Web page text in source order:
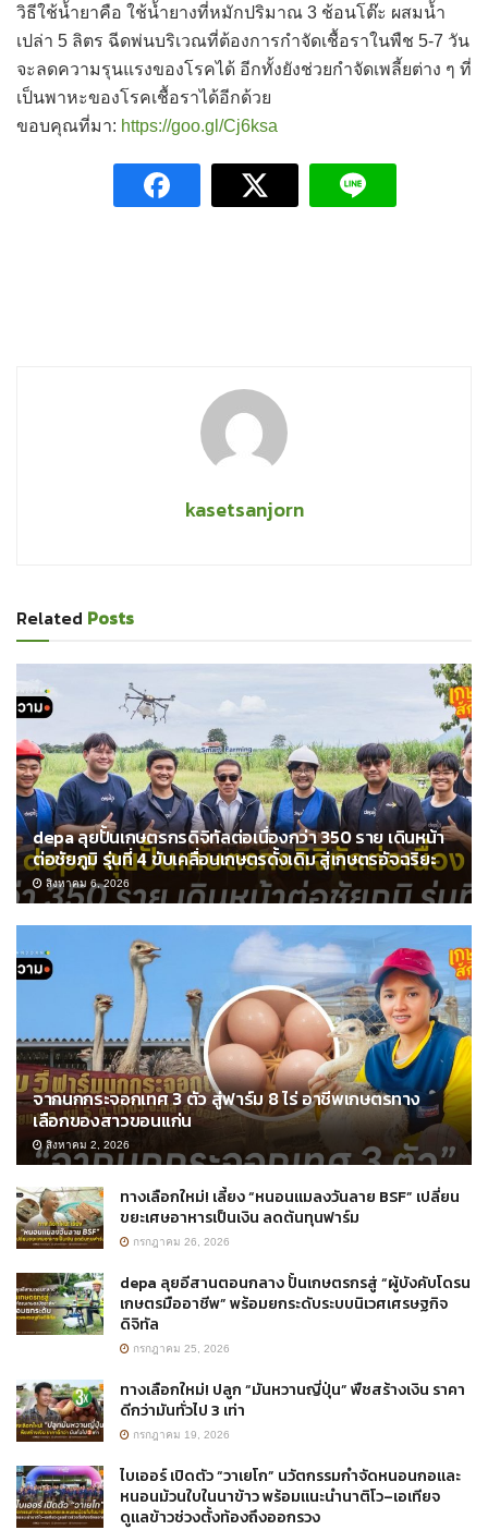
วิธีใช้น้ำยาคือ ใช้น้ำยางที่หมักปริมาณ 3 ช้อนโต๊ะ ผสมน้ำ
เปล่า 5 ลิตร ฉีดพ่นบริเวณที่ต้องการกำจัดเชื้อราในพืช 5-7 วัน
จะลดความรุนแรงของโรคได้ อีกทั้งยังช่วยกำจัดเพลี้ยต่าง ๆ ที่
เป็นพาหะของโรคเชื้อราได้อีกด้วย
ขอบคุณที่มา: https://goo.gl/Cj6ksa
kasetsanjorn
Related Posts
depa ลุยปั้นเกษตรกรดิจิทัลต่อเนื่องกว่า 350 ราย เดินหน้า
ต่อชัยภูมิ รุ่นที่ 4 ขับเคลื่อนเกษตรดั้งเดิม สู่เกษตรอัจฉริยะ
สิงหาคม 6, 2026
จากนกกระจอกเทศ 3 ตัว สู่ฟาร์ม 8 ไร่ อาชีพเกษตรทาง
เลือกของสาวขอนแก่น
สิงหาคม 2, 2026
ทางเลือกใหม่! เลี้ยง “หนอนแมลงวันลาย BSF” เปลี่ยน
ขยะเศษอาหารเป็นเงิน ลดต้นทุนฟาร์ม
กรกฎาคม 26, 2026
depa ลุยอีสานตอนกลาง ปั้นเกษตรกรสู่ “ผู้บังคับโดรน
เกษตรมืออาชีพ” พร้อมยกระดับระบบนิเวศเศรษฐกิจ
ดิจิทัล
กรกฎาคม 25, 2026
ทางเลือกใหม่! ปลูก “มันหวานญี่ปุ่น” พืชสร้างเงิน ราคา
ดีกว่ามันทั่วไป 3 เท่า
กรกฎาคม 19, 2026
ไบเออร์ เปิดตัว “วาเยโก” นวัตกรรมกำจัดหนอนกอและ
หนอนม้วนใบในนาข้าว พร้อมแนะนำนาติโว–เอเทียจ
ดูแลข้าวช่วงตั้งท้องถึงออกรวง